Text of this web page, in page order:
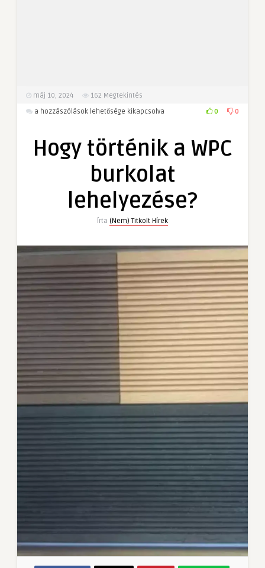
máj 10, 2024 162 Megtekintés
Hogy
WPC
a hozzászólások lehetősége kikapcsolva 0 0
Hogy történik a WPC
burkolat
lehelyezése?
Írta (Nem) Titkolt Hírek